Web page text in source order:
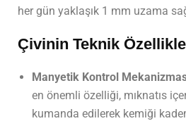
her gün yaklaşık 1 mm uzama
Çivinin Teknik
Manyetik Kontrol
en önemli özelliği, mıknatıs
kumanda edilerek kemiği